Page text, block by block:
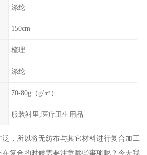
涤纶
150cm
梳理
涤纶
70-80g（g/㎡）
服装衬里,医疗卫生用品
，所以将无纺布与其它材料进行复合加工
复合的时候需要注意哪些事项呢？今天我